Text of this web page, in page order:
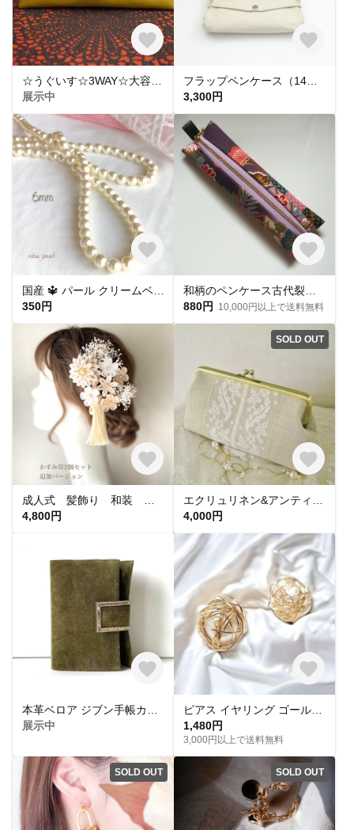
展示中
3,300円
350円
880円
10,000円以上で送料無料
4,800円
SOLD OUT
4,000円
展示中
1,480円
3,000円以上で送料無料
SOLD OUT SOLD OUT